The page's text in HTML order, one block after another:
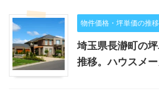
物件価格・坪単価の推移
埼玉県長瀞町の
推移。ハウスメ